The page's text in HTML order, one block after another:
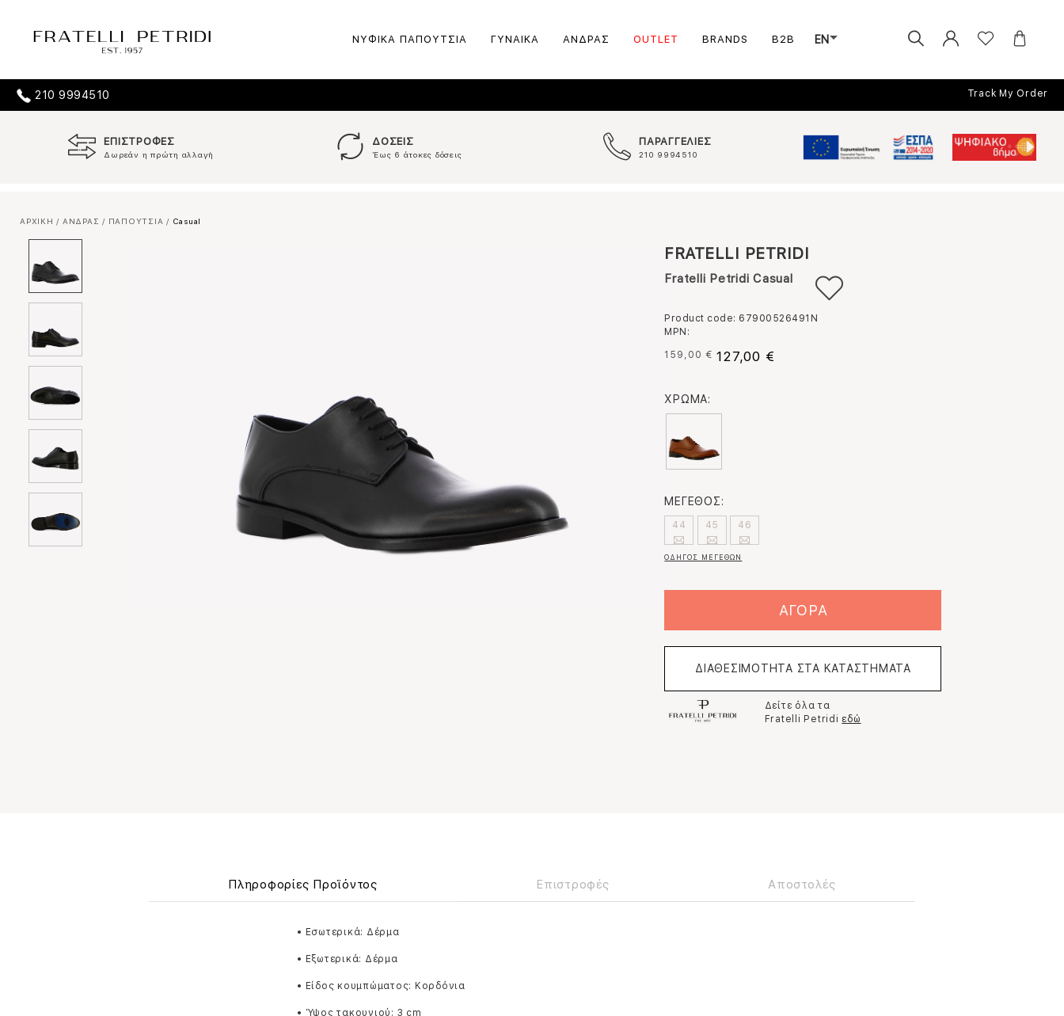
ΝΥΦΙΚΑ ΠΑΠΟΥΤΣΙΑ ΓΥΝΑΙΚΑ ΑΝΔΡΑΣ OUTLET BRANDS B2B EN
210 9994510 Track My Order
ΕΠΙΣΤΡΟΦΕΣ
Δωρεάν η πρώτη αλλαγή
ΔΟΣΕΙΣ
Έως 6 άτοκες δόσεις
ΠΑΡΑΓΓΕΛΙΕΣ
210 9994510
ΑΡΧΙΚΗ / ΑΝΔΡΑΣ / ΠΑΠΟΥΤΣΙΑ / Casual
FRATELLI PETRIDI
Fratelli Petridi Casual
Product code: 67900526491N
MPN:
159,00 € 127,00 €
ΧΡΩΜΑ:
ΜΕΓΕΘΟΣ:
44 45 46
ΟΔΗΓΟΣ ΜΕΓΕΘΩΝ
ΑΓΟΡΑ
ΔΙΑΘΕΣΙΜΟΤΗΤΑ ΣΤΑ ΚΑΤΑΣΤΗΜΑΤΑ
Δείτε όλα τα
Fratelli Petridi εδώ
Πληροφορίες Προϊόντος Επιστροφές Αποστολές
• Εσωτερικά: Δέρμα
• Εξωτερικά: Δέρμα
• Είδος κουμπώματος: Κορδόνια
• Ύψος τακουνιού: 3 cm